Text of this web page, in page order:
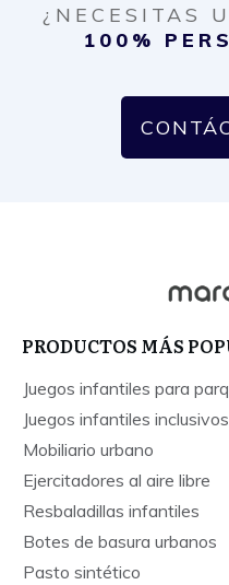
¿NECESITAS
100%
PRODUCTOS MÁS
Juegos infantiles para
Juegos infantiles inclusivos
Mobiliario urbano
Ejercitadores al aire libre
Resbaladillas infantiles
Botes de basura urbanos
Pasto sintético